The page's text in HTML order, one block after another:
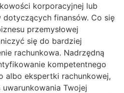
korporacyjnej lub
finansów. Co się
przemysłowej
się do bardziej
rachunkowa. Nadrzędną
kompetentnego
albo ekspertki rachunkowej,
Twojej